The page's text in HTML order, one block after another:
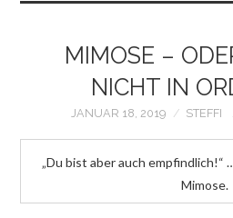
MIMOSE –
NICHT IN
JANUAR 18, 2019 STEFFI
„Du bist aber auch empfindlich!“
Mimose.